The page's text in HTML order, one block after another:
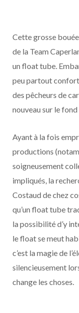
Cette grosse
de la Team
un float tube.
peu partout
des pêcheurs de
nouveau sur le
Ayant à la fois
productions
soigneusement
impliqués, la
Costaud de chez
qu’un float tube
la possibilité d’y
le float se meut
c’est la magie de
silencieusement
change les choses.